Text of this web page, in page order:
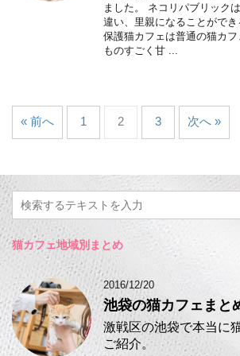
ました。 ネコリパブリック
違い、里親になることができ
保護猫カフェは普通の猫カ
ものすごく甘 ...
« 前へ 1 2 3 次へ »
猫カフェ地域別まとめ
2016/12/20
池袋の猫カフェまと
激戦区の池袋で本当に
ご紹介。